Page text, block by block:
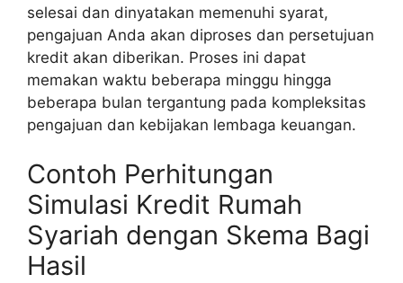
selesai dan dinyatakan memenuhi syarat,
pengajuan Anda akan diproses dan persetujuan
kredit akan diberikan. Proses ini dapat
memakan waktu beberapa minggu hingga
beberapa bulan tergantung pada kompleksitas
pengajuan dan kebijakan lembaga keuangan.
Contoh Perhitungan
Simulasi Kredit Rumah
Syariah dengan Skema Bagi
Hasil